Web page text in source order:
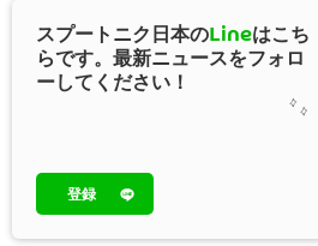
スプートニク日本のLineはこち
らです。最新ニュースをフォロ
ーしてください！
登録